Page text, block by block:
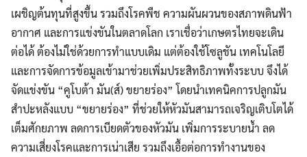
เผชิญต้นทุนที่สูงขึ้น รวมถึงโรคพืช ความผันผวนของสภาพดินฟ้า
อากาศ และการแข่งขันในตลาดโลก เราเชื่อว่าเกษตรไทยจะเดิน
ต่อได้ ต้องไม่ใช่ด้วยการทำแบบเดิม แต่ต้องใช้โซลูชัน เทคโนโลยี
และการจัดการข้อมูลเข้ามาช่วยเพิ่มประสิทธิภาพทั้งระบบ จึงได้
จัดแข่งขัน “คูโบต้า มัน(ส์) ขยายร่อง” โดยนำเทคนิคการปลูกมัน
สำปะหลังแบบ “ขยายร่อง” ที่ช่วยให้หัวมันสามารถเจริญเติบโตได้
เต็มศักยภาพ ลดการเบียดตัวของหัวมัน เพิ่มการระบายน้ำ ลด
ความเสี่ยงโรคและการเน่าเสีย รวมถึงเอื้อต่อการทำงานของ